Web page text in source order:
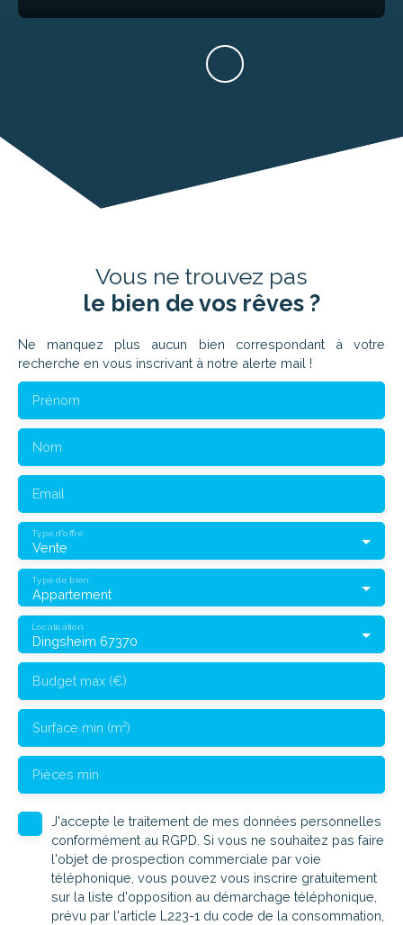
Vous ne trouvez pas
le bien de vos rêves ?
Ne manquez plus aucun bien correspondant à votre
recherche en vous inscrivant à notre alerte mail !
Prénom
Nom
Email
Vente
Type d'offre
Appartement
Type de bien
Dingsheim 67370
Localisation
Budget max (€)
Surface min (m²)
Pièces min
J'accepte le traitement de mes données personnelles
conformément au RGPD. Si vous ne souhaitez pas faire
l'objet de prospection commerciale par voie
téléphonique, vous pouvez vous inscrire gratuitement
sur la liste d'opposition au démarchage téléphonique,
prévu par l'article L223-1 du code de la consommation,